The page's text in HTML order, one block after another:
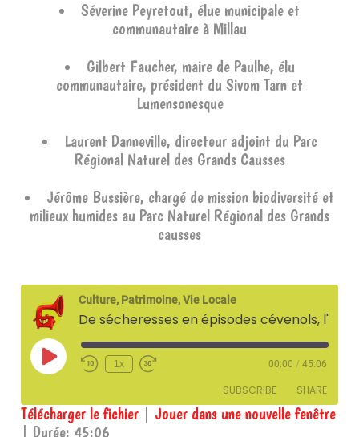
Séverine Peyretout, élue municipale et
communautaire à Millau
Gilbert Faucher, maire de Paulhe, élu
communautaire, président du Sivom Tarn et
Lumensonesque
Laurent Danneville, directeur adjoint du Parc
Régional Naturel des Grands Causses
Jérôme Bussière, chargé de mission biodiversité et
milieux humides au Parc Naturel Régional des Grands
causses
Culture, Patrimoine, Vie Locale
Play
Episode
1x 00:00 / 45:06
SUBSCRIBE SHARE
Télécharger le fichier
Jouer dans une nouvelle fenêtre
Durée: 45:06